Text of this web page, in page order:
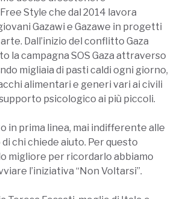
Style che dal 2014 lavora
Gazawi e Gazawe in progetti
Dall’inizio del conflitto Gaza
la campagna SOS Gaza attraverso
migliaia di pasti caldi ogni giorno,
alimentari e generi vari ai civili
psicologico ai più piccoli.
in prima linea, mai indifferente alle
chi chiede aiuto. Per questo
migliore per ricordarlo abbiamo
l’iniziativa “Non Voltarsi”.